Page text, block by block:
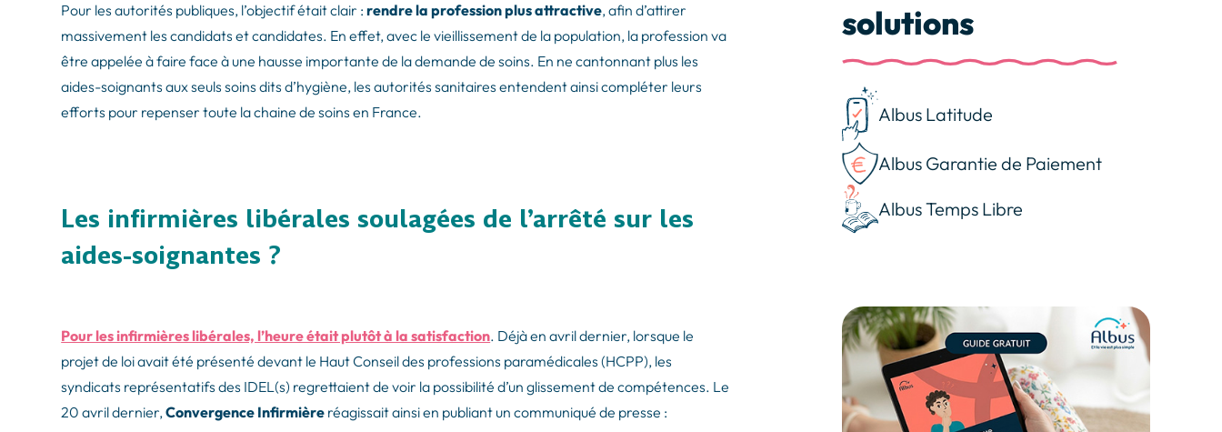
Pour les autorités publiques, l’objectif était clair :rendre la profession plus attractive, afin d’attirer
massivement les candidats et candidates. En effet, avec le vieillissement de la population, la profession va
être appelée à faire face à une hausse importante de la demande de soins. En ne cantonnant plus les
aides-soignants aux seuls soins dits d’hygiène, les autorités sanitaires entendent ainsi compléter leurs
efforts pour repenser toute la chaine de soins en France.
Les infirmières libérales soulagées de l’arrêté sur les
aides-soignantes ?
Pour les infirmières libérales, l’heure était plutôt à la satisfaction. Déjà en avril dernier, lorsque le
projet de loi avait été présenté devant le Haut Conseil des professions paramédicales (HCPP), les
syndicats représentatifs des IDEL(s) regrettaient de voir la possibilité d’un glissement de compétences. Le
20 avril dernier,Convergence Infirmière réagissait ainsi en publiant un communiqué de presse :
solutions
Albus Latitude
Albus Garantie de Paiement
Albus Temps Libre